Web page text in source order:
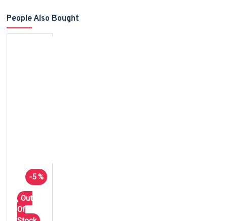
People Also Bought
-5 %
Out
Of